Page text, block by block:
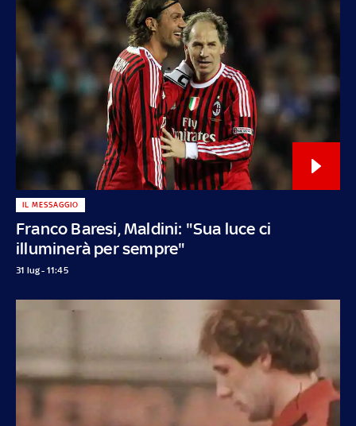
Franco Baresi, Maldini: "Sua luce ci
illuminerà per sempre"
IL MESSAGGIO
31 lug - 11:45